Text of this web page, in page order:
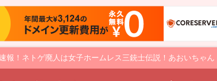
！ネトゲ廃人は女子ホームレス三銃士伝説！あおいちゃ